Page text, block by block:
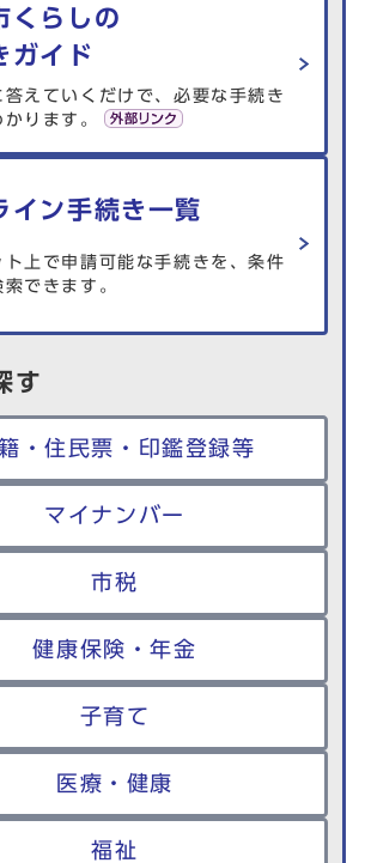
くらしの
ガイド
えていくだけで、必要な手続き
ります。
イン手続き一覧
ト上で申請可能な手続きを、条件
できます。
す
・住民票・印鑑登録等
マイナンバー
市税
健康保険・年金
子育て
医療・健康
福祉